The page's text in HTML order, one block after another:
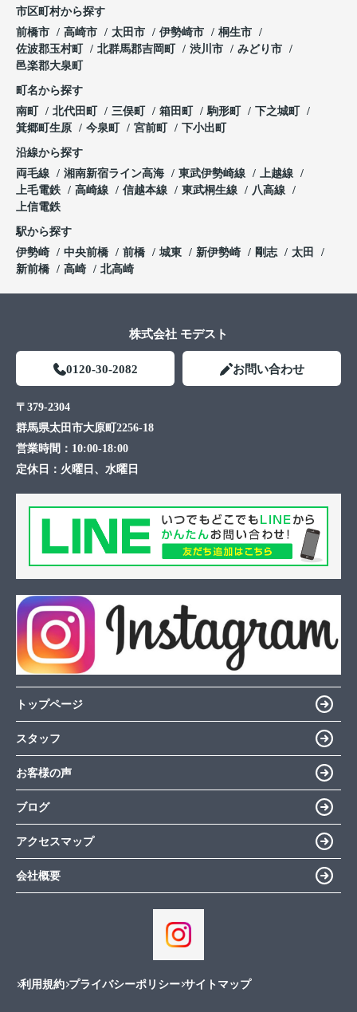
市区町村から探す
前橋市
高崎市 太田市 伊勢崎市
桐生市
佐波郡玉村町
北群馬郡吉岡町 渋川市
みどり市
邑楽郡大泉町
町名から探す
南町
北代田町 三俣町 箱田町 駒形町
下之城町
箕郷町生原
今泉町 宮前町 下小出町
沿線から探す
両毛線
湘南新宿ライン高海 東武伊勢崎線
上越線
上毛電鉄
高崎線 信越本線 東武桐生線
八高線
上信電鉄
駅から探す
伊勢崎
中央前橋 前橋 城東 新伊勢崎 剛志
太田
新前橋
高崎 北高崎
株式会社 モデスト
0120-30-2082 お問い合わせ
〒379-2304
群馬県太田市大原町2256-18
営業時間： 10:00-18:00
定休日： 火曜日、水曜日
トップページ
スタッフ
お客様の声
ブログ
アクセスマップ
会社概要
利用規約 プライバシーポリシー サイトマップ